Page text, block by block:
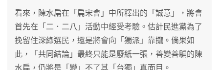
看來，陳水扁在「扁宋會」中所釋出的「誠意」，將會
首先在「二．二八」活動中經受考驗。估計民進黨為了
挽留住深綠選民，還是將會向「獨派」靠攏。倘果如
此，「共同結論」最終只能是廢紙一張，善變善騙的陳
水扁，仍將是「變」不了其「台獨」真面目。